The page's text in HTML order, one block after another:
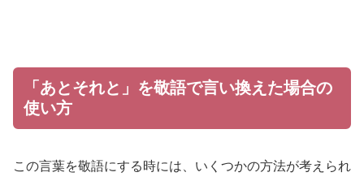
「あとそれと」を敬語で言い換えた場合の
使い方
この言葉を敬語にする時には、いくつかの方法が考えられ